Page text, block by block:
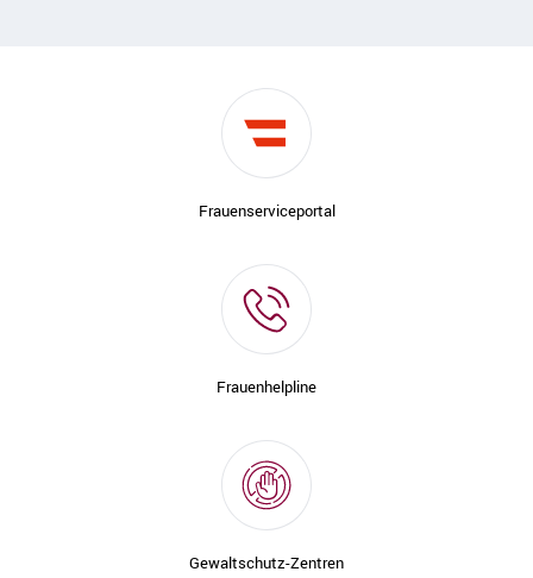
Frauenserviceportal
Frauenhelpline
Gewaltschutz-Zentren